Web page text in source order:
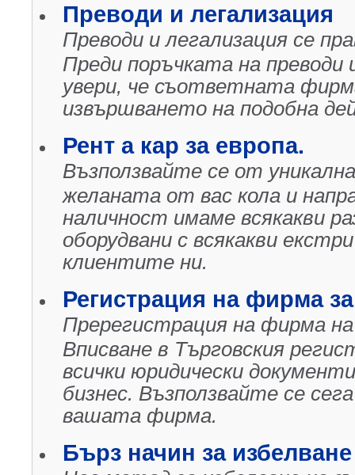
Преводи и легализация
Преводи и легализация се
Преди поръчката на преводи
увери, че съответната
извършването на подобна
Рент а кар за европа.
Възползвайте се от
желаната от вас кола и
наличност имаме всякакви
оборудвани с всякакви
клиентите ни.
Регистрация на фирма
Пререгистрация на фирмa
Вписване в Търговския
всички юридически
бизнес. Възползвайте се
вашата фирма.
Бърз начин за